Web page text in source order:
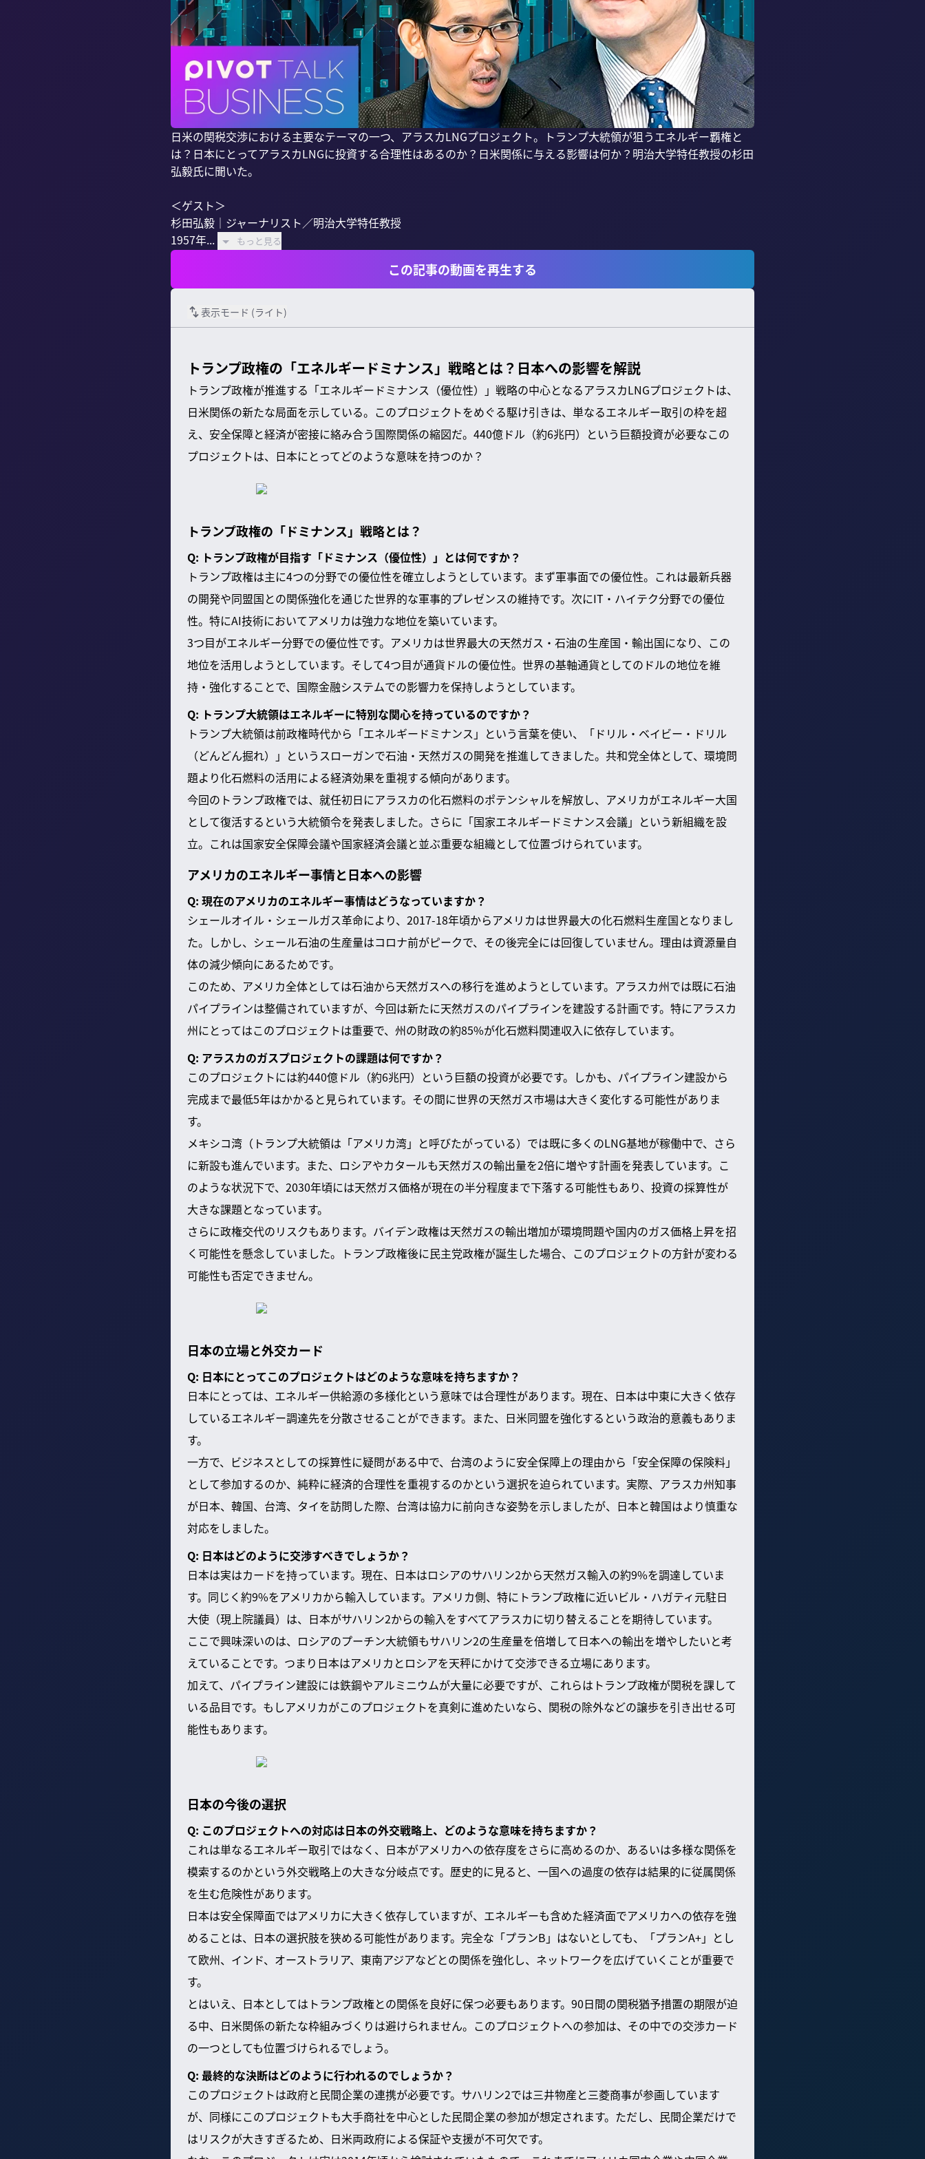
日米の関税交渉における主要なテーマの一つ、アラスカLNGプロジェクト。トランプ大統領が狙うエネルギー覇権と
は？日本にとってアラスカLNGに投資する合理性はあるのか？日米関係に与える影響は何か？明治大学特任教授の杉田
弘毅氏に聞いた。
＜ゲスト＞
杉田弘毅｜ジャーナリスト／明治大学特任教授
1957年...
もっと見る
この記事の動画を再生する
表示モード (ライト)
トランプ政権の「エネルギードミナンス」戦略とは？日本への影響を解説
トランプ政権が推進する「エネルギードミナンス（優位性）」戦略の中心となるアラスカLNGプロジェクトは、
日米関係の新たな局面を示している。このプロジェクトをめぐる駆け引きは、単なるエネルギー取引の枠を超
え、安全保障と経済が密接に絡み合う国際関係の縮図だ。440億ドル（約6兆円）という巨額投資が必要なこの
プロジェクトは、日本にとってどのような意味を持つのか？
トランプ政権の「ドミナンス」戦略とは？
Q: トランプ政権が目指す「ドミナンス（優位性）」とは何ですか？
トランプ政権は主に4つの分野での優位性を確立しようとしています。まず軍事面での優位性。これは最新兵器
の開発や同盟国との関係強化を通じた世界的な軍事的プレゼンスの維持です。次にIT・ハイテク分野での優位
性。特にAI技術においてアメリカは強力な地位を築いています。
3つ目がエネルギー分野での優位性です。アメリカは世界最大の天然ガス・石油の生産国・輸出国になり、この
地位を活用しようとしています。そして4つ目が通貨ドルの優位性。世界の基軸通貨としてのドルの地位を維
持・強化することで、国際金融システムでの影響力を保持しようとしています。
Q: トランプ大統領はエネルギーに特別な関心を持っているのですか？
トランプ大統領は前政権時代から「エネルギードミナンス」という言葉を使い、「ドリル・ベイビー・ドリル
（どんどん掘れ）」というスローガンで石油・天然ガスの開発を推進してきました。共和党全体として、環境問
題より化石燃料の活用による経済効果を重視する傾向があります。
今回のトランプ政権では、就任初日にアラスカの化石燃料のポテンシャルを解放し、アメリカがエネルギー大国
として復活するという大統領令を発表しました。さらに「国家エネルギードミナンス会議」という新組織を設
立。これは国家安全保障会議や国家経済会議と並ぶ重要な組織として位置づけられています。
アメリカのエネルギー事情と日本への影響
Q: 現在のアメリカのエネルギー事情はどうなっていますか？
シェールオイル・シェールガス革命により、2017-18年頃からアメリカは世界最大の化石燃料生産国となりまし
た。しかし、シェール石油の生産量はコロナ前がピークで、その後完全には回復していません。理由は資源量自
体の減少傾向にあるためです。
このため、アメリカ全体としては石油から天然ガスへの移行を進めようとしています。アラスカ州では既に石油
パイプラインは整備されていますが、今回は新たに天然ガスのパイプラインを建設する計画です。特にアラスカ
州にとってはこのプロジェクトは重要で、州の財政の約85%が化石燃料関連収入に依存しています。
Q: アラスカのガスプロジェクトの課題は何ですか？
このプロジェクトには約440億ドル（約6兆円）という巨額の投資が必要です。しかも、パイプライン建設から
完成まで最低5年はかかると見られています。その間に世界の天然ガス市場は大きく変化する可能性がありま
す。
メキシコ湾（トランプ大統領は「アメリカ湾」と呼びたがっている）では既に多くのLNG基地が稼働中で、さら
に新設も進んでいます。また、ロシアやカタールも天然ガスの輸出量を2倍に増やす計画を発表しています。こ
のような状況下で、2030年頃には天然ガス価格が現在の半分程度まで下落する可能性もあり、投資の採算性が
大きな課題となっています。
さらに政権交代のリスクもあります。バイデン政権は天然ガスの輸出増加が環境問題や国内のガス価格上昇を招
く可能性を懸念していました。トランプ政権後に民主党政権が誕生した場合、このプロジェクトの方針が変わる
可能性も否定できません。
日本の立場と外交カード
Q: 日本にとってこのプロジェクトはどのような意味を持ちますか？
日本にとっては、エネルギー供給源の多様化という意味では合理性があります。現在、日本は中東に大きく依存
しているエネルギー調達先を分散させることができます。また、日米同盟を強化するという政治的意義もありま
す。
一方で、ビジネスとしての採算性に疑問がある中で、台湾のように安全保障上の理由から「安全保障の保険料」
として参加するのか、純粋に経済的合理性を重視するのかという選択を迫られています。実際、アラスカ州知事
が日本、韓国、台湾、タイを訪問した際、台湾は協力に前向きな姿勢を示しましたが、日本と韓国はより慎重な
対応をしました。
Q: 日本はどのように交渉すべきでしょうか？
日本は実はカードを持っています。現在、日本はロシアのサハリン2から天然ガス輸入の約9%を調達していま
す。同じく約9%をアメリカから輸入しています。アメリカ側、特にトランプ政権に近いビル・ハガティ元駐日
大使（現上院議員）は、日本がサハリン2からの輸入をすべてアラスカに切り替えることを期待しています。
ここで興味深いのは、ロシアのプーチン大統領もサハリン2の生産量を倍増して日本への輸出を増やしたいと考
えていることです。つまり日本はアメリカとロシアを天秤にかけて交渉できる立場にあります。
加えて、パイプライン建設には鉄鋼やアルミニウムが大量に必要ですが、これらはトランプ政権が関税を課して
いる品目です。もしアメリカがこのプロジェクトを真剣に進めたいなら、関税の除外などの譲歩を引き出せる可
能性もあります。
日本の今後の選択
Q: このプロジェクトへの対応は日本の外交戦略上、どのような意味を持ちますか？
これは単なるエネルギー取引ではなく、日本がアメリカへの依存度をさらに高めるのか、あるいは多様な関係を
模索するのかという外交戦略上の大きな分岐点です。歴史的に見ると、一国への過度の依存は結果的に従属関係
を生む危険性があります。
日本は安全保障面ではアメリカに大きく依存していますが、エネルギーも含めた経済面でアメリカへの依存を強
めることは、日本の選択肢を狭める可能性があります。完全な「プランB」はないとしても、「プランA+」とし
て欧州、インド、オーストラリア、東南アジアなどとの関係を強化し、ネットワークを広げていくことが重要で
す。
とはいえ、日本としてはトランプ政権との関係を良好に保つ必要もあります。90日間の関税猶予措置の期限が迫
る中、日米関係の新たな枠組みづくりは避けられません。このプロジェクトへの参加は、その中での交渉カード
の一つとしても位置づけられるでしょう。
Q: 最終的な決断はどのように行われるのでしょうか？
このプロジェクトは政府と民間企業の連携が必要です。サハリン2では三井物産と三菱商事が参画しています
が、同様にこのプロジェクトも大手商社を中心とした民間企業の参加が想定されます。ただし、民間企業だけで
はリスクが大きすぎるため、日米両政府による保証や支援が不可欠です。